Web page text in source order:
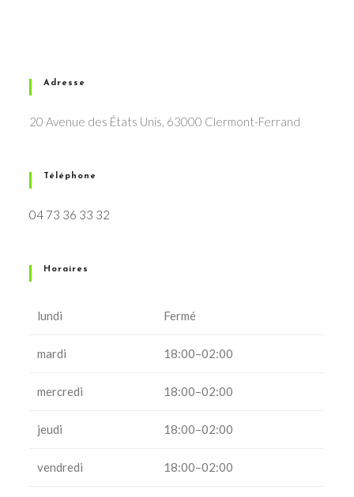
Adresse
20 Avenue des États Unis, 63000 Clermont-Ferrand
Téléphone
04 73 36 33 32
Horaires
lundi Fermé
mardi 18:00–02:00
mercredi 18:00–02:00
jeudi 18:00–02:00
vendredi 18:00–02:00